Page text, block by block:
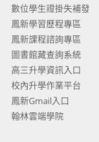
數位學生證掛失補發
鳳新學習歷程專區
鳳新課程諮詢專區
圖書館藏查詢系統
高三升學資訊入口
校內升學作業平台
鳳新Gmail入口
翰林雲端學院